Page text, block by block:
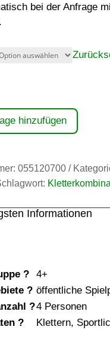
bei der Anfrage
hinzufügen
055120700
Informationen
?
4+
? öffentliche
?4 Personen
? Klettern,